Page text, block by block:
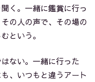
く。一緒に鑑賞に行っ
の人の声で、その場の
という。
ない。一緒に行った
、いつもと違うアート